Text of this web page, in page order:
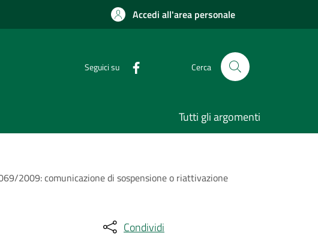
Accedi all'area personale
Seguici su Cerca
Tutti gli argomenti
2009: comunicazione di sospensione o riattivazione
Condividi